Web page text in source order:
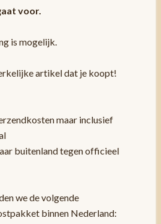
voor.
is mogelijk.
artikel dat je koopt!
maar inclusief
buitenland tegen officieel
we de volgende
binnen Nederland: